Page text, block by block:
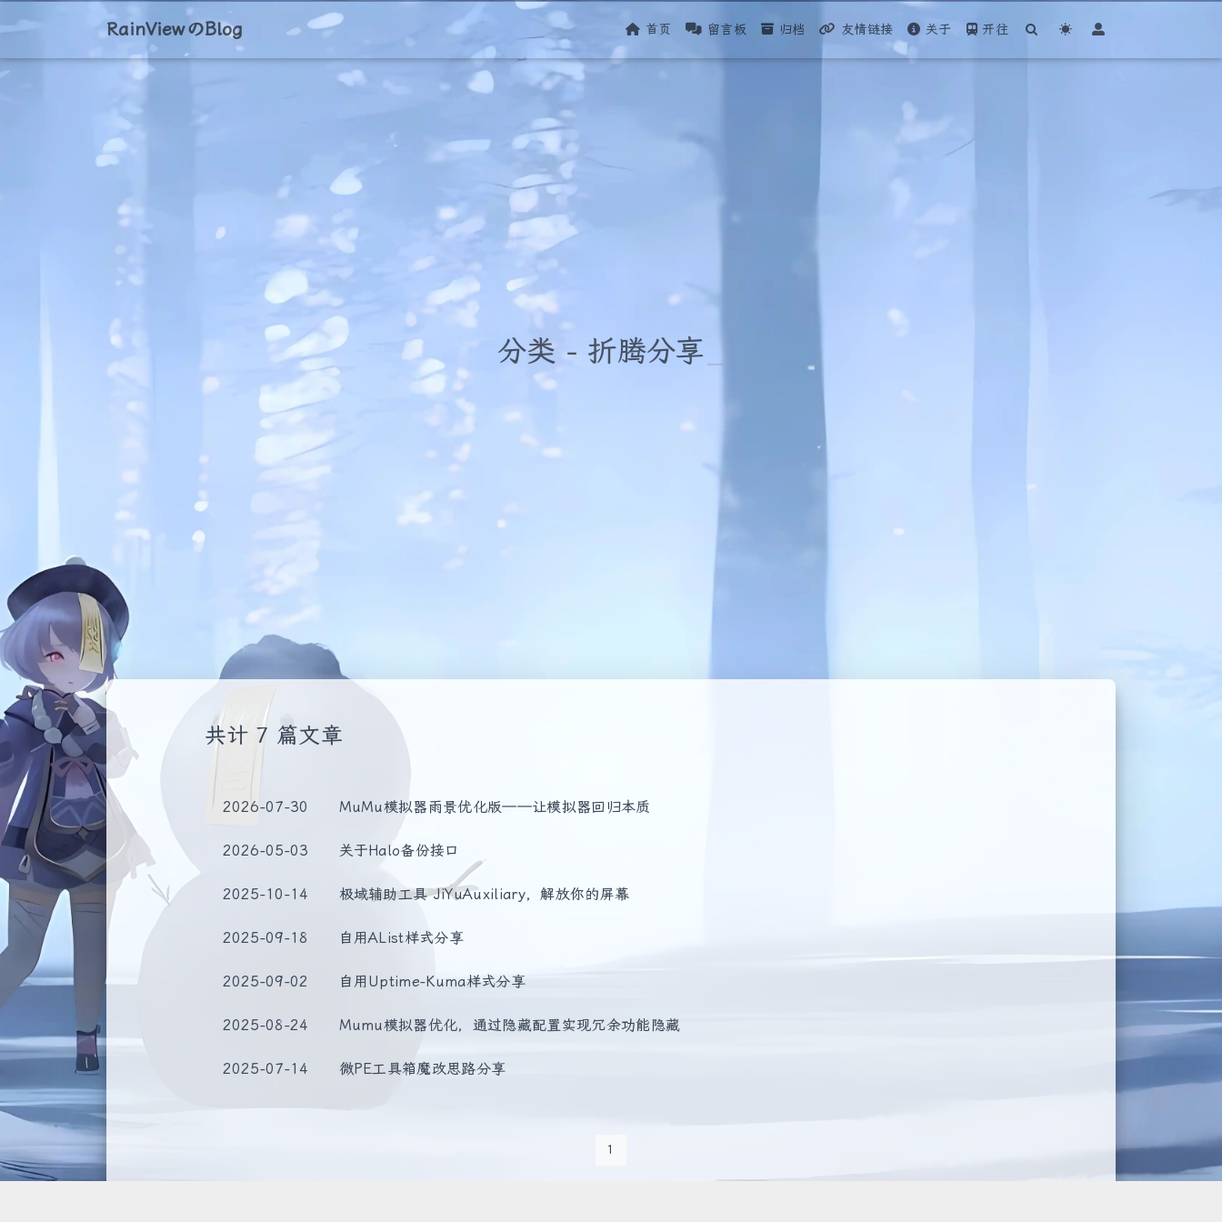
RainViewのBlog 首页 留言板 归档 友情链接 关于 开往
分类 - 折腾分享
共计 7 篇文章
2026-07-30 MuMu模拟器雨景优化版——让模拟器回归本质
2026-05-03 关于Halo备份接口
2025-10-14 极域辅助工具 JiYuAuxiliary，解放你的屏幕
2025-09-18 自用AList样式分享
2025-09-02 自用Uptime-Kuma样式分享
2025-08-24 Mumu模拟器优化，通过隐藏配置实现冗余功能隐藏
2025-07-14 微PE工具箱魔改思路分享
1